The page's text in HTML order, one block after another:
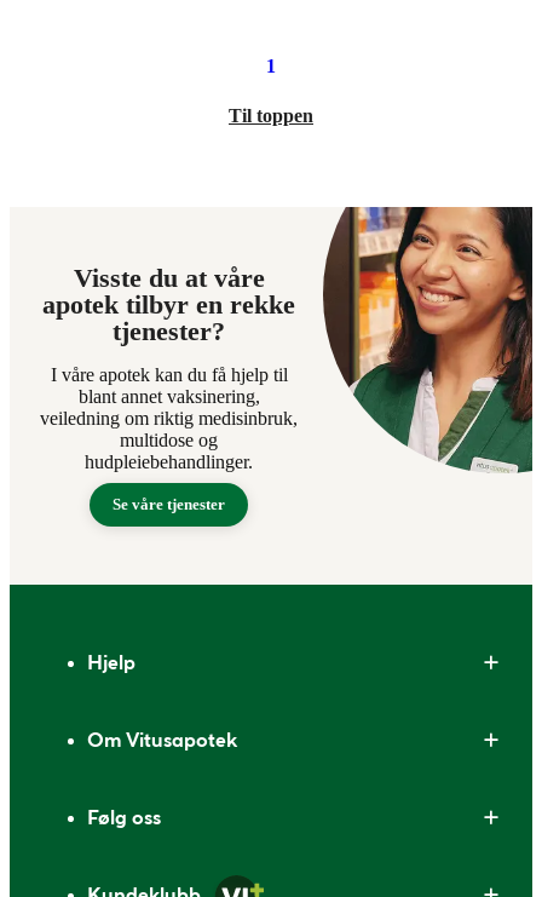
1
Til toppen
Visste du at våre
apotek tilbyr en rekke
tjenester?
I våre apotek kan du få hjelp til
blant annet vaksinering,
veiledning om riktig medisinbruk,
multidose og
hudpleiebehandlinger.
Se våre tjenester
Hjelp
Om Vitusapotek
Følg oss